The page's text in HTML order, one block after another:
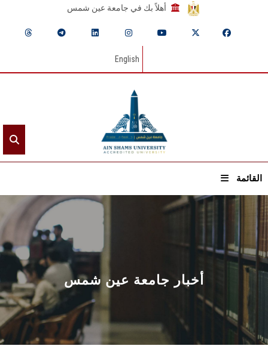
أهلاً بك في جامعة عين شمس
English
القائمة
الرئيسيـة
عن الجامعة
القطاعـات
الشئون الأكاديمية
البحث العلمي
أخبار جامعة عين شمس